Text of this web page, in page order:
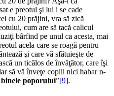
e preotul şi lui i se cade
cu 20 prăjini, vra să zică
cum are să tacă calicul
bârfind pe unul ca acesta, mai
acela care se roagă pentru
şi care vă sfătuieşte de
un ticălos de învăţător, care îşi
să vă înveţe copiii nici habar n-
poporului”[9].